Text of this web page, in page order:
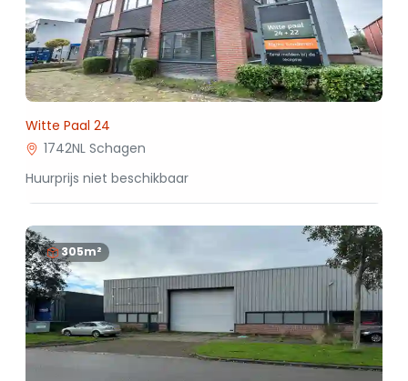
Witte Paal 24
1742NL Schagen
Huurprijs niet beschikbaar
305m²